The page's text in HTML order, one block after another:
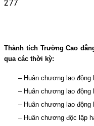
277
Thành tích Trường Cao
qua các thời kỳ:
– Huân chương lao động
– Huân chương lao động
– Huân chương lao động
– Huân chương độc lập